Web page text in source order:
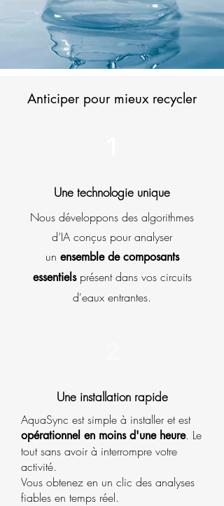
Anticiper pour mieux recycler
Une technologie unique
Nous développons des algorithmes
d’IA conçus pour analyser
un ensemble de composants
essentielsprésent dans vos circuits
d'eaux entrantes.
Une installation rapide
AquaSync est simple à installer et est
opérationnel en moins d'une heure. Le
tout sans avoir à interrompre votre
activité.
Vous obtenez en un clic des analyses
fiables en temps réel.